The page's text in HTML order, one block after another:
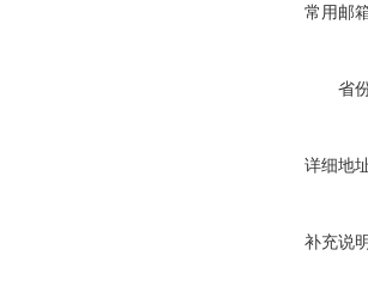
常用邮
省
详细地
补充说